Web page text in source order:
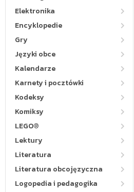
Elektronika
Encyklopedie
Gry
Języki obce
Kalendarze
Karnety i pocztówki
Kodeksy
Komiksy
LEGO®
Lektury
Literatura
Literatura obcojęzyczna
Logopedia i pedagogika